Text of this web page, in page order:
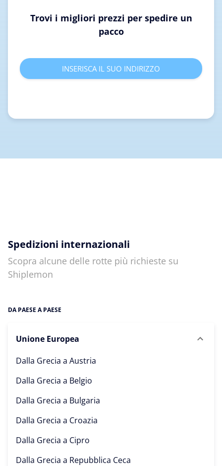
Trovi i migliori prezzi per spedire un
pacco
INSERISCA IL SUO INDIRIZZO
Spedizioni internazionali
Scopra alcune delle rotte più richieste su
Shiplemon
DA PAESE A PAESE
Unione Europea
Dalla Grecia a Austria
Dalla Grecia a Belgio
Dalla Grecia a Bulgaria
Dalla Grecia a Croazia
Dalla Grecia a Cipro
Dalla Grecia a Repubblica Ceca